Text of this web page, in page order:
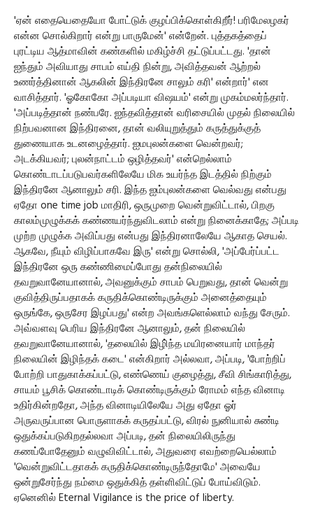
'ஏன் எதையெதையோ போட்டுக் குழப்பிக்கொள்கிறீர்! பரிமேலழகர்
என்ன சொல்கிறார் என்று பாருமேன்' என்றேன். புத்தகத்தைப்
புரட்டிய ஆத்மாவின் கண்களில் மகிழ்ச்சி தட்டுப்பட்டது. 'தான்
ஐந்தும் அவியாது சாபம் எய்தி நின்று, அவித்தவன் ஆற்றல்
உணர்த்தினான் ஆகலின் இந்திரனே சாலும் கரி' என்றார்' என
வாசித்தார். 'ஓகோகோ அப்படியா விஷயம்' என்று முகம்மலர்ந்தார்.
'அப்படித்தான் நண்பரே. ஐந்தவித்தான் வரிசையில் முதல் நிலையில்
நிற்பவனான இந்திரனை, தான் வலியுறுத்தும் கருத்துக்குத்
துணையாக உடனழைத்தார். ஐமபுலன்களை வென்றவர்;
அடக்கியவர்; புலன்நாட்டம் ஒழித்தவர்' என்றெல்லாம்
கொண்டாடப்படுபவர்களிலேயே மிக உயர்ந்த இடத்தில் நிற்கும்
இந்திரனே ஆனாலும் சரி. இந்த ஐம்புலன்களை வெல்வது என்பது
ஏதோ one time job மாதிரி, ஒருமுறை வென்றுவிட்டால், பிறகு
காலம்முழுக்கக் கண்ணயர்ந்துவிடலாம் என்று நினைக்காதே; அப்படி
முற்ற முழுக்க அவிப்பது என்பது இந்திரனாலேயே ஆகாத செயல்.
ஆகவே, நீயும் விழிப்பாகவே இரு' என்று சொல்லி, 'அப்பேர்ப்பட்ட
இந்திரனே ஒரு கண்ணிமைப்போது தன்நிலையில்
தவறுவானேயானால், அவனுக்கும் சாபம் பெறுவது, தான் வென்று
குவித்திருப்பதாகக் கருதிக்கொண்டிருக்கும் அனைத்தையும்
ஒருங்கே, ஒருசேர இழப்பது' என்ற அவங்களெல்லாம் வந்து சேரும்.
அவ்வளவு பெரிய இந்திரனே ஆனாலும், தன் நிலையில்
தவறுவானேயானால், 'தலையில் இழி்ந்த மயிரனையார் மாந்தர்
நிலையின் இழிந்தக் கடை' என்கிறார் அல்லவா, அப்படி, 'போற்றிப்
போற்றி பாதுகாக்கப்பட்டு, எண்ணெய் குழைத்து, சீவி சிங்காரித்து,
சாயம் பூசிக் கொண்டாடிக் கொண்டிருக்கும் ரோமம் எந்த வினாடி
உதிர்கின்றதோ, அந்த வினாடியிலேயே அது ஏதோ ஓர்
அருவருப்பான பொருளாகக் கருதப்பட்டு, விரல் நுனியால் சுண்டி
ஒதுக்கப்படுகிறதல்லவா அப்படி, தன் நிலையிலிருந்து
கணப்போதேனும் வழுவிவிட்டால், அதுவரை எவற்றையெல்லாம்
'வென்றுவிட்டதாகக் கருதிக்கொண்டிருந்தோமே' அவையே
ஒன்றுசேர்ந்து நம்மை ஒதுக்கித் தள்ளிவிட்டுப் போய்விடும்.
ஏனெனில் Eternal Vigilance is the price of liberty.